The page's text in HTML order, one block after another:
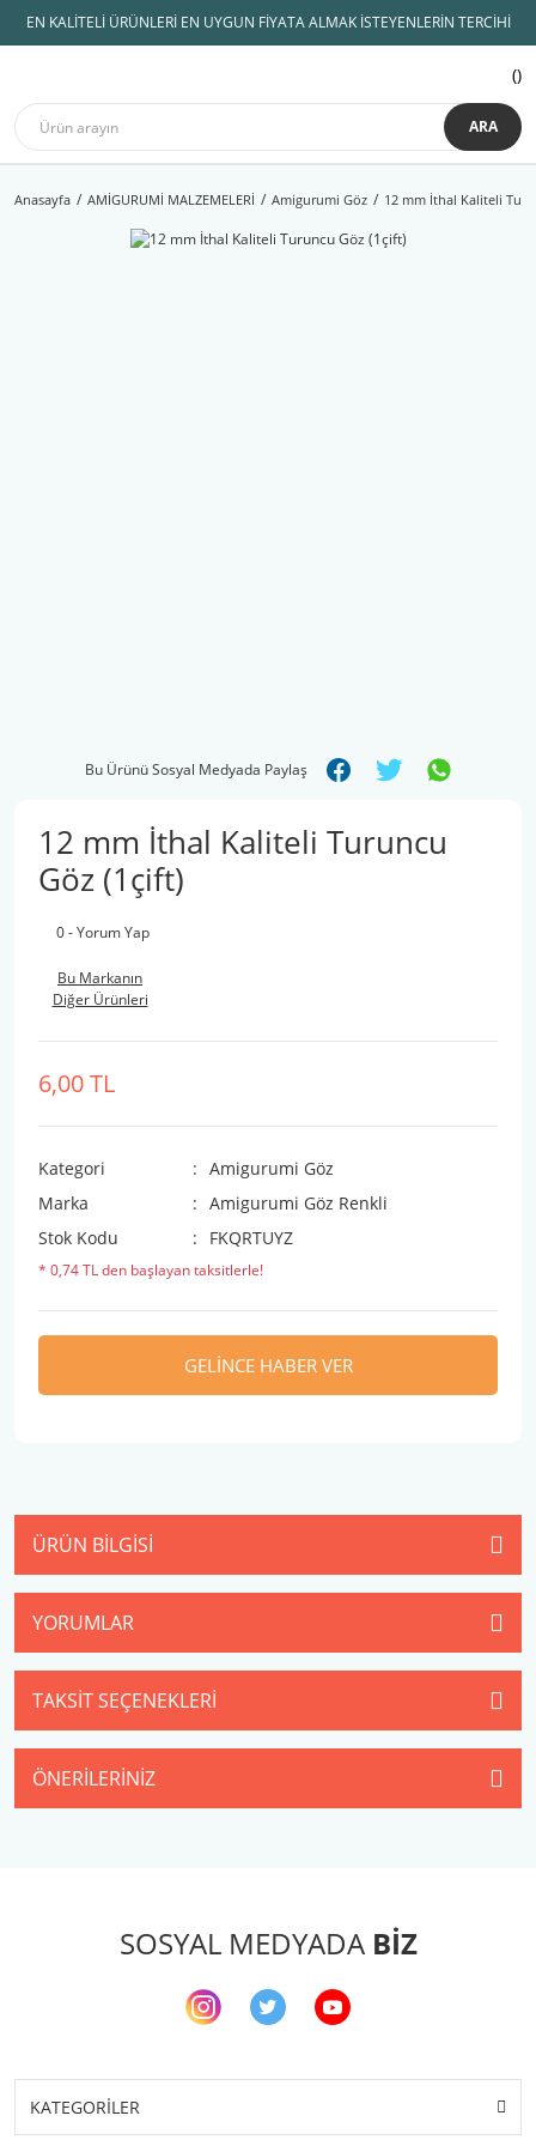
EN KALİTELİ ÜRÜNLERİ EN UYGUN FİYATA ALMAK İSTEYENLERİN TERCİHİ
ARA
Anasayfa AMİGURUMİ MALZEMELERİ Amigurumi Göz 12 mm İthal Kaliteli
Bu Ürünü Sosyal Medyada Paylaş
12 mm İthal Kaliteli Turuncu
Göz (1çift)
0 - Yorum Yap
Bu Markanın
Diğer Ürünleri
6,00 TL
Kategori
Amigurumi Göz
Marka
Amigurumi Göz Renkli
Stok Kodu
FKQRTUYZ
* 0,74 TL den başlayan taksitlerle!
GELİNCE HABER VER
ÜRÜN BILGISI
YORUMLAR
TAKSIT SEÇENEKLERI
ÖNERILERINIZ
SOSYAL MEDYADA BİZ
KATEGORİLER